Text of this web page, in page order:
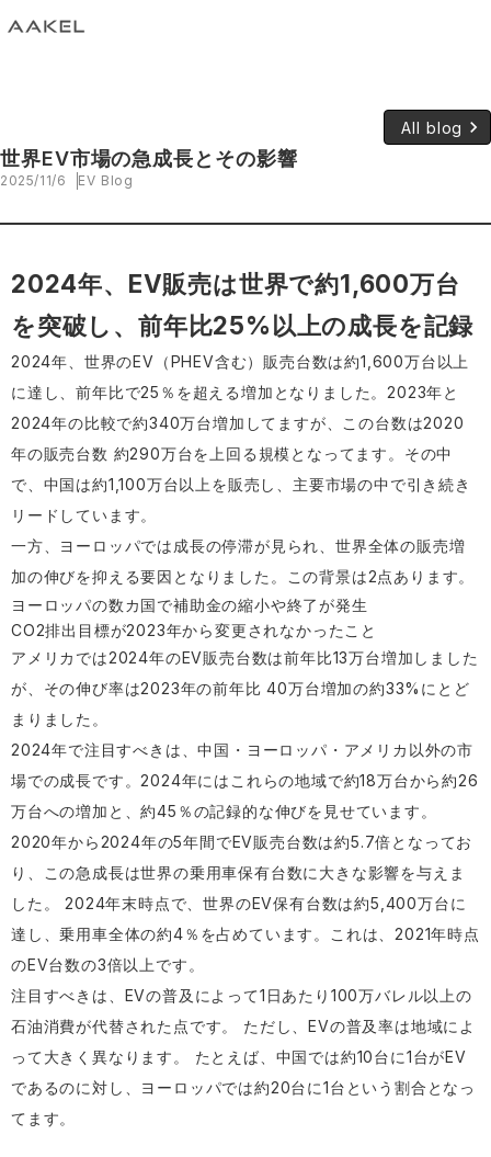
All blog keyboard_arrow_right
世界EV市場の急成長とその影響
2025/11/6 EV Blog
2024年、EV販売は世界で約1,600万台
を突破し、前年比25%以上の成長を記録
2024年、世界のEV（PHEV含む）販売台数は約1,600万台以上
に達し、前年比で25％を超える増加となりました。2023年と
2024年の比較で約340万台増加してますが、この台数は2020
年の販売台数 約290万台を上回る規模となってます。その中
で、中国は約1,100万台以上を販売し、主要市場の中で引き続き
リードしています。
一方、ヨーロッパでは成長の停滞が見られ、世界全体の販売増
加の伸びを抑える要因となりました。この背景は2点あります。
ヨーロッパの数カ国で補助金の縮小や終了が発生
CO2排出目標が2023年から変更されなかったこと
アメリカでは2024年のEV販売台数は前年比13万台増加しました
が、その伸び率は2023年の前年比 40万台増加の約33%にとど
まりました。
2024年で注目すべきは、中国・ヨーロッパ・アメリカ以外の市
場での成長です。2024年にはこれらの地域で約18万台から約26
万台への増加と、約45％の記録的な伸びを見せています。
2020年から2024年の5年間でEV販売台数は約5.7倍となってお
り、この急成長は世界の乗用車保有台数に大きな影響を与えま
した。 2024年末時点で、世界のEV保有台数は約5,400万台に
達し、乗用車全体の約4％を占めています。これは、2021年時点
のEV台数の3倍以上です。
注目すべきは、EVの普及によって1日あたり100万バレル以上の
石油消費が代替された点です。 ただし、EVの普及率は地域によ
って大きく異なります。 たとえば、中国では約10台に1台がEV
であるのに対し、ヨーロッパでは約20台に1台という割合となっ
てます。